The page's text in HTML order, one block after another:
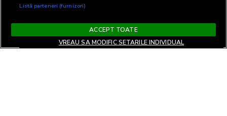
Listă parteneri (furnizori)
ACCEPT TOATE
VREAU SA MODIFIC SETARILE INDIVIDUAL